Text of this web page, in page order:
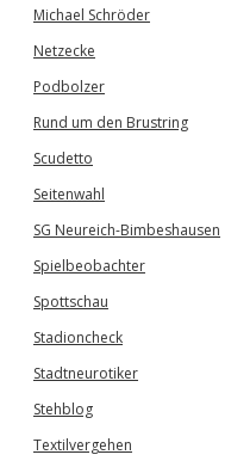
Michael Schröder
Netzecke
Podbolzer
Rund um den Brustring
Scudetto
Seitenwahl
SG Neureich-Bimbeshausen
Spielbeobachter
Spottschau
Stadioncheck
Stadtneurotiker
Stehblog
Textilvergehen